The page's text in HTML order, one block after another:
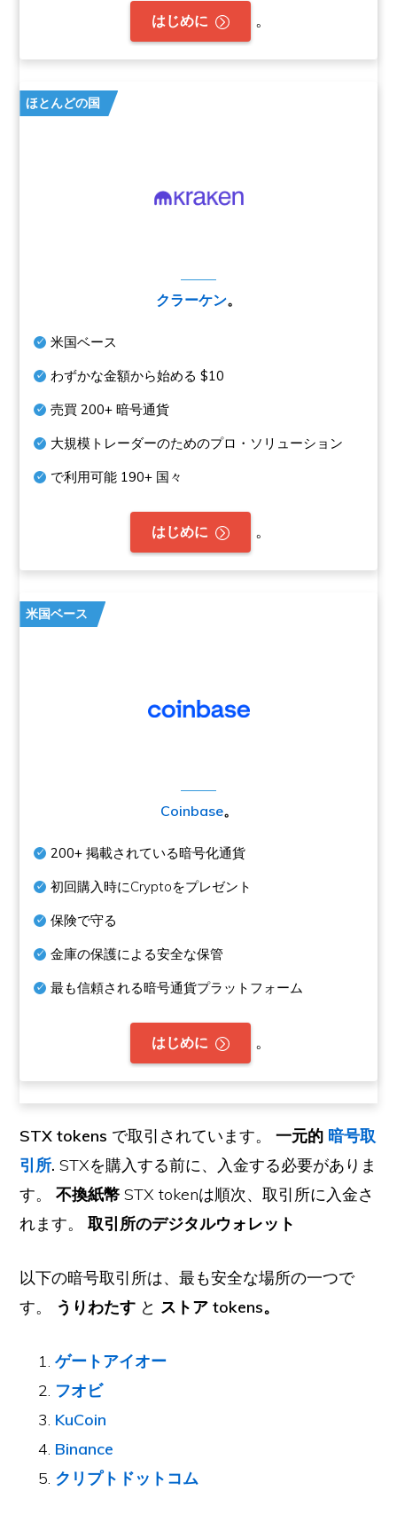
はじめに 。
ほとんどの国
クラーケン。
米国ベース
わずかな金額から始める$10
売買200+ 暗号通貨
大規模トレーダーのためのプロ・ソリューション
で利用可能 190+ 国々
はじめに 。
米国ベース
Coinbase。
200+ 掲載されている暗号化通貨
初回購入時にCryptoをプレゼント
保険で守る
金庫の保護による安全な保管
最も信頼される暗号通貨プラットフォーム
はじめに 。
STX tokens で取引されています。一元的 暗号取
引所.STXを購入する前に、入金する必要がありま
す。不換紙幣 STX tokenは順次、取引所に入金さ
れます。取引所のデジタルウォレット
以下の暗号取引所は、最も安全な場所の一つで
す。 うりわたす と ストア tokens。
ゲートアイオー
フオビ
KuCoin
Binance
クリプトドットコム